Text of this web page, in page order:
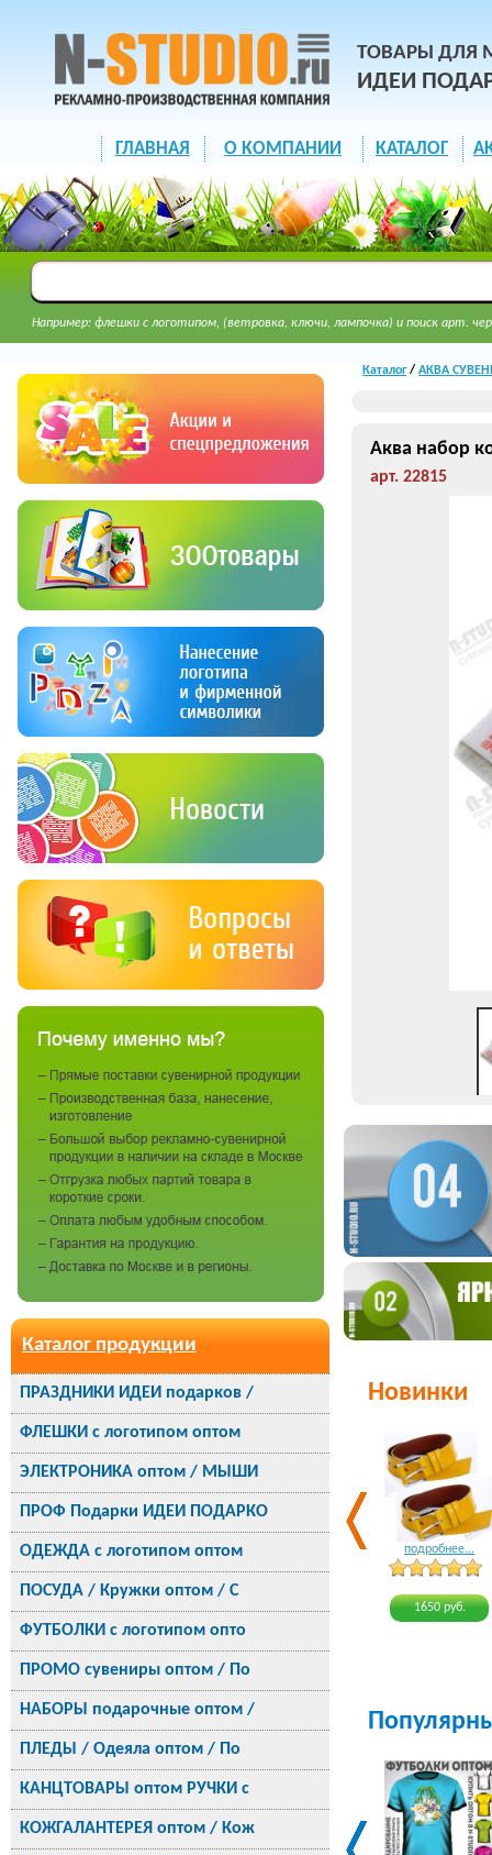
ТОВАРЫ ДЛЯ
ИДЕИ
ГЛАВНАЯ О КОМПАНИИ КАТАЛОГ
Например: флешки с логотипом, (ветровка, ключи, лампочка) и поиск арт.
Каталог продукции
ПРАЗДНИКИ ИДЕИ подарков /
ФЛЕШКИ с логотипом оптом
ЭЛЕКТРОНИКА оптом / МЫШИ
ПРОФ Подарки ИДЕИ ПОДАРКО
ОДЕЖДА с логотипом оптом
ПОСУДА / Кружки оптом / С
ФУТБОЛКИ с логотипом опто
ПРОМО сувениры оптом / По
НАБОРЫ подарочные оптом /
ПЛЕДЫ / Одеяла оптом / По
КАНЦТОВАРЫ оптом РУЧКИ с
КОЖГАЛАНТЕРЕЯ оптом / Кож
Каталог/ АКВА
Аква набор
арт. 22815
Новинки
подробнее...
1650 руб.